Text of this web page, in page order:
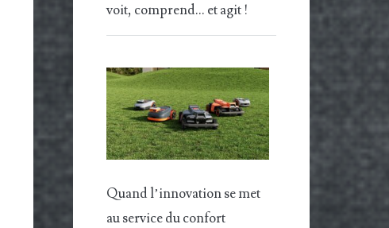
voit, comprend… et agit !
Quand l’innovation se met
au service du confort